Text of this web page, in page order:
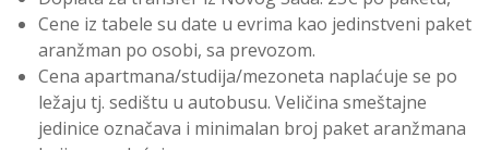
Cene iz tabele su date u evrima kao jedinstveni paket
aranžman po osobi, sa prevozom.
Cena apartmana/studija/mezoneta naplaćuje se po
ležaju tj. sedištu u autobusu. Veličina smeštajne
jedinice označava i minimalan broj paket aranžmana